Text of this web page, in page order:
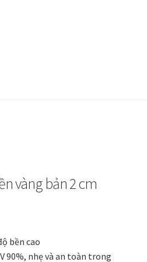
tặng đối tác nước ngoài
sơn dầu cao cấp
vàng bản 2 cm
bền cao
90%, nhẹ và an toàn trong